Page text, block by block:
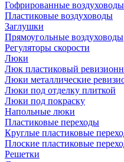
Гофрированные воздуховоды
Пластиковые воздуховоды
Заглушки
Прямоугольные воздуховоды
Регуляторы скорости
Люки
Люк пластиковый
Люки металлические
Люки под отделку плиткой
Люки под покраску
Напольные люки
Пластиковые переходы
Круглые пластиковые
Плоские пластиковые
Решетки